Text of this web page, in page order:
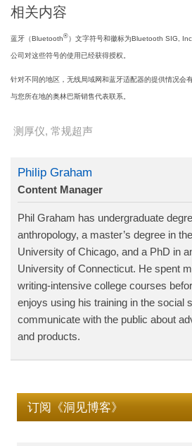
相关内容
蓝牙（Bluetooth®）文字符号和徽标为Bluetooth SIG,
公司对这些符号的使用已经获得授权。
针对不同的地区，无线局域网和蓝牙适配器的提供情况会
与您所在地的奥林巴斯销售代表联系。
测厚仪, 常规超声
Philip Graham
Content Manager
Phil Graham has undergraduate
anthropology, a master’s degree in
University of Chicago, and a PhD in
University of Connecticut. He spent
writing-intensive college courses
enjoys using his training in the social
communicate with the public about
and products.
订阅《洞见博客》